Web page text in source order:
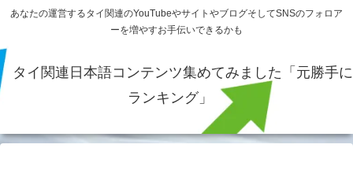
あなたの運営するタイ関連のYouTubeやサイトやブログそしてSNSのフォロア
ーを増やすお手伝いできるかも
タイ関連日本語コンテンツ集めてみました「元勝手に
ランキング」